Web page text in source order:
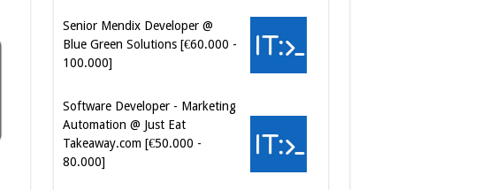
Software Developer - Marketing
Automation @ Just Eat
Takeaway.com [€50.000 -
Software Development Engineer
in Test @ Cerios [€61.000 -
100.000]